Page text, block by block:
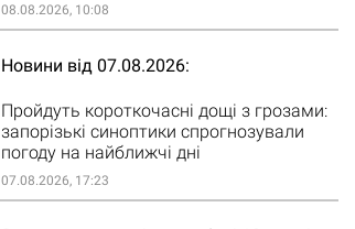
08.08.2026, 10:08
Новини від 07.08.2026
Пройдуть короткочасні дощі з грозами:
запорізькі синоптики спрогнозували
погоду на найближчі дні
07.08.2026, 17:23